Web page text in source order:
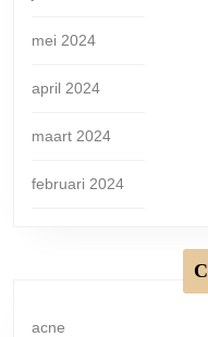
mei 2024
april 2024
maart 2024
februari 2024
acne